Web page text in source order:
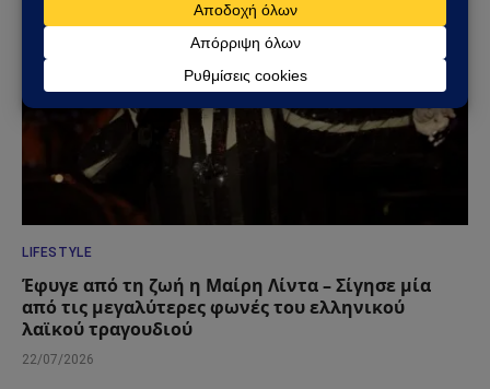
LIFESTYLE
Έφυγε από τη ζωή η Μαίρη Λίντα – Σίγησε μία
από τις μεγαλύτερες φωνές του ελληνικού
λαϊκού τραγουδιού
22/07/2026